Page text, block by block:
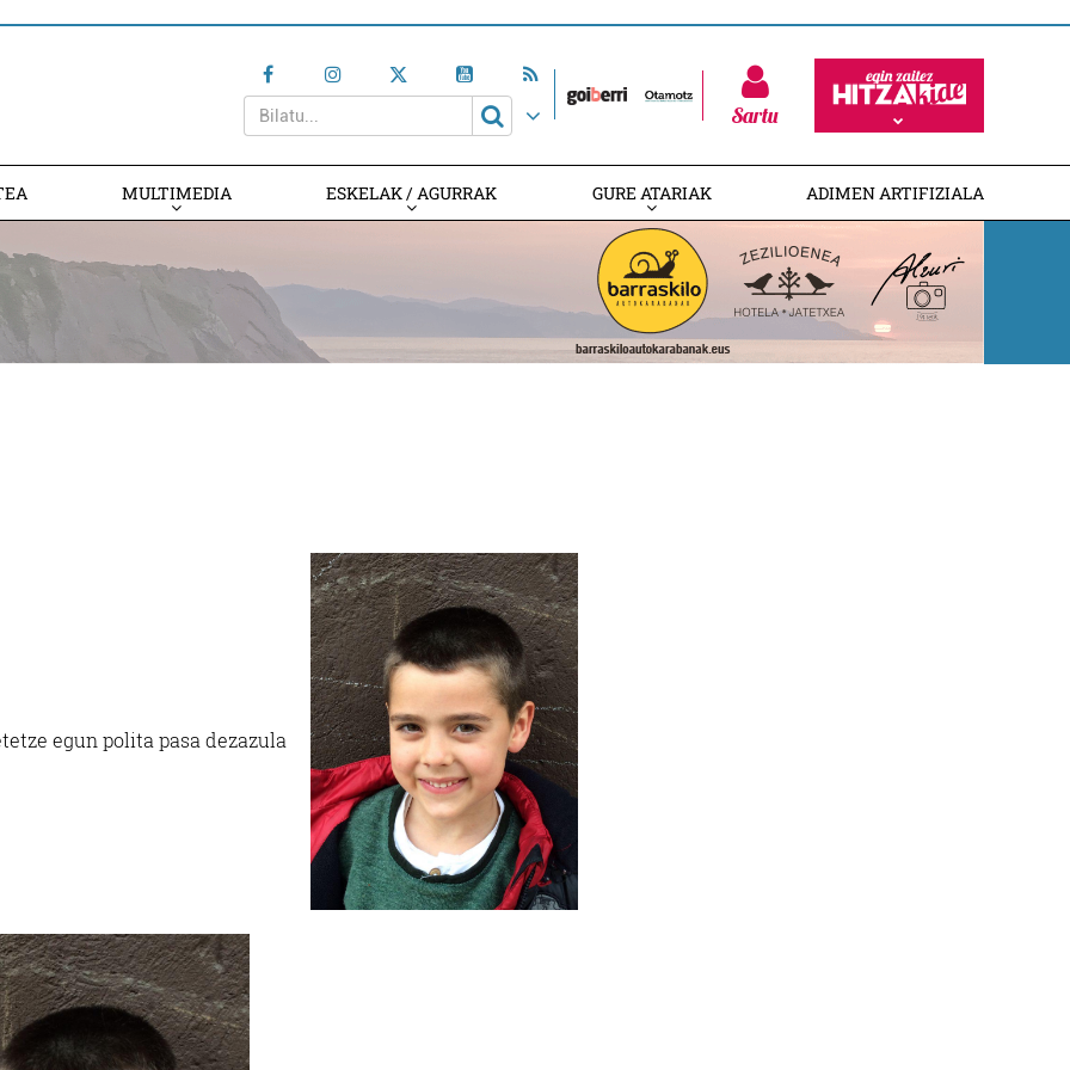
Sartu
MULTIMEDIA ESKELAK / AGURRAK GURE ATARIAK ADIMEN ARTIFIZIALA
egun polita pasa dezazula